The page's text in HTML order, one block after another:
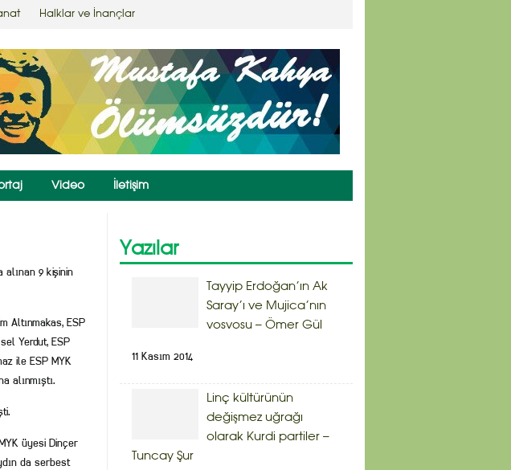
Halklar ve İnançlar
Video İletişim
alınan 9 kişinin
Altınmakas, ESP
Yerdut, ESP
ile ESP MYK
alınmıştı.
üyesi Dinçer
da serbest
Yazılar
Tayyip Erdoğan’ın Ak
Saray’ı ve Mujica’nın
vosvosu – Ömer Gül
11 Kasım 2014
Linç kültürünün
değişmez uğrağı
olarak Kurdi partiler –
Tuncay Şur